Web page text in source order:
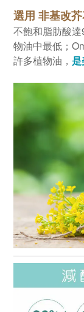
選用 非基改
不飽和脂肪酸
物油中最低；
許多植物油， 是